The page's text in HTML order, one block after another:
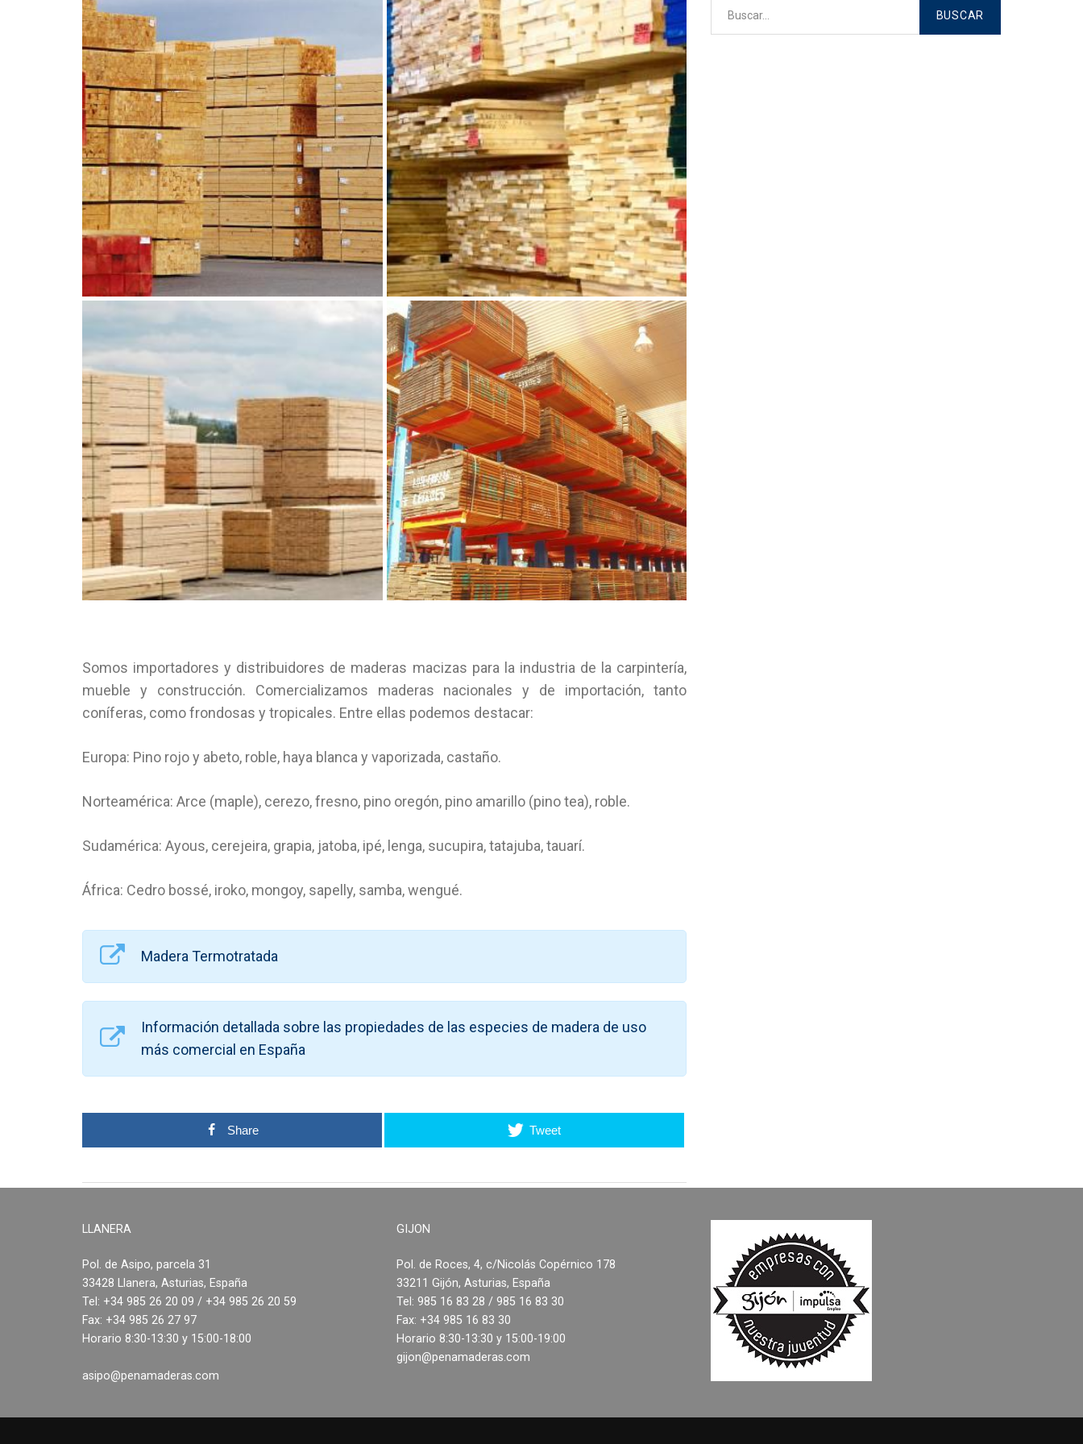
Somos importadores y distribuidores de maderas macizas para la industria de la carpintería,
mueble y construcción. Comercializamos maderas nacionales y de importación, tanto
coníferas, como frondosas y tropicales. Entre ellas podemos destacar:
Europa: Pino rojo y abeto, roble, haya blanca y vaporizada, castaño.
Norteamérica: Arce (maple), cerezo, fresno, pino oregón, pino amarillo (pino tea), roble.
Sudamérica: Ayous, cerejeira, grapia, jatoba, ipé, lenga, sucupira, tatajuba, tauarí.
África: Cedro bossé, iroko, mongoy, sapelly, samba, wengué.
Madera Termotratada
Información detallada sobre las propiedades de las especies de madera de uso
más comercial en España
Share Tweet
LLANERA
Pol. de Asipo, parcela 31
33428 Llanera, Asturias, España
Tel: +34 985 26 20 09 / +34 985 26 20 59
Fax: +34 985 26 27 97
Horario 8:30-13:30 y 15:00-18:00
asipo@penamaderas.com
GIJON
Pol. de Roces, 4, c/Nicolás Copérnico 178
33211 Gijón, Asturias, España
Tel: 985 16 83 28 / 985 16 83 30
Fax: +34 985 16 83 30
Horario 8:30-13:30 y 15:00-19:00
gijon@penamaderas.com